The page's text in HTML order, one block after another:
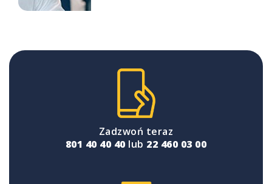
Zadzwoń teraz
801 40 40 40 lub 22 460 03 00